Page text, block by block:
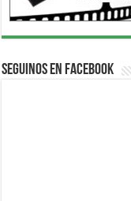
Seguinos en Facebook